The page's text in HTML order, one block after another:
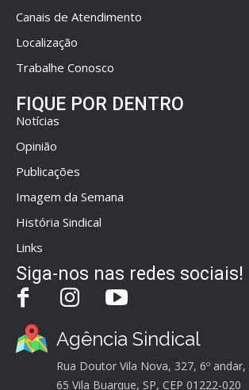
Canais de Atendimento
Localização
Trabalhe Conosco
FIQUE POR DENTRO
Notícias
Opinião
Publicações
Imagem da Semana
História Sindical
Links
Siga-nos nas redes sociais!
Agência Sindical
Rua Doutor Vila Nova, 327, 6º
65 Vila Buarque, SP, CEP 01222-020